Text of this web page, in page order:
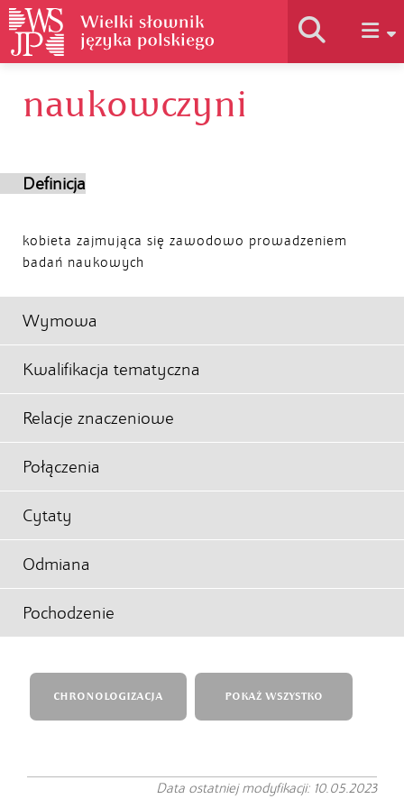
Historia słownika
naukowczyni
Definicja
kobieta zajmująca się zawodowo prowadzeniem
badań naukowych
Wymowa
Kwalifikacja tematyczna
Relacje znaczeniowe
Połączenia
Cytaty
Odmiana
Pochodzenie
CHRONOLOGIZACJA POKAŻ WSZYSTKO
Data ostatniej modyfikacji: 10.05.2023